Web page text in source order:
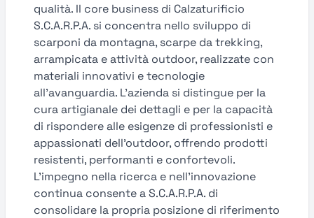
qualità. Il core business di Calzaturificio
S.C.A.R.P.A. si concentra nello sviluppo di
scarponi da montagna, scarpe da trekking,
arrampicata e attività outdoor, realizzate con
materiali innovativi e tecnologie
all’avanguardia. L’azienda si distingue per la
cura artigianale dei dettagli e per la capacità
di rispondere alle esigenze di professionisti e
appassionati dell’outdoor, offrendo prodotti
resistenti, performanti e confortevoli.
L’impegno nella ricerca e nell’innovazione
continua consente a S.C.A.R.P.A. di
consolidare la propria posizione di riferimento